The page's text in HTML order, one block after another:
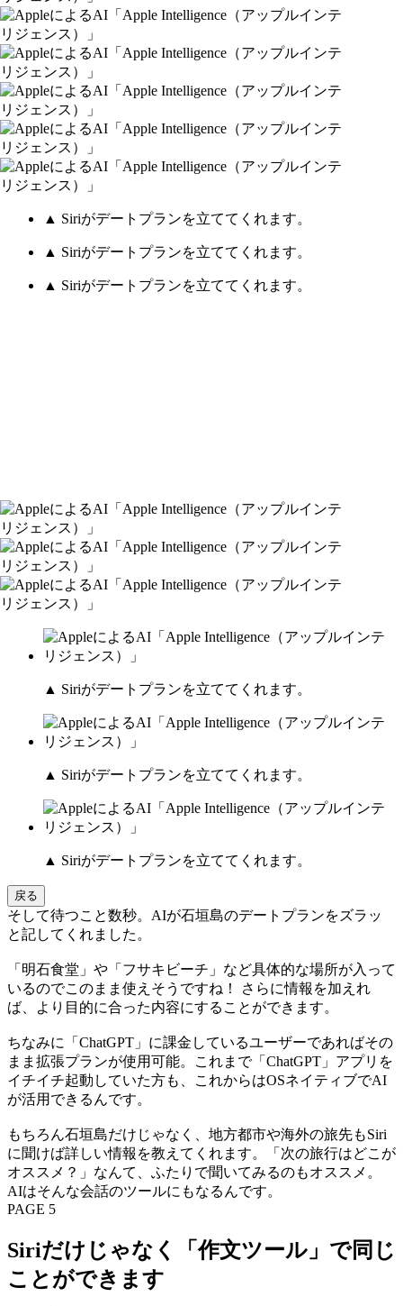
▲ Siriがデートプランを立ててくれます。
▲ Siriがデートプランを立ててくれます。
▲ Siriがデートプランを立ててくれます。
▲ Siriがデートプランを立ててくれます。
▲ Siriがデートプランを立ててくれます。
▲ Siriがデートプランを立ててくれます。
戻る
そして待つこと数秒。AIが石垣島のデートプランをズラッ
と記してくれました。
「明石食堂」や「フサキビーチ」など具体的な場所が入って
いるのでこのまま使えそうですね！ さらに情報を加えれ
ば、より目的に合った内容にすることができます。
ちなみに「ChatGPT」に課金しているユーザーであればその
まま拡張プランが使用可能。これまで「ChatGPT」アプリを
イチイチ起動していた方も、これからはOSネイティブでAI
が活用できるんです。
もちろん石垣島だけじゃなく、地方都市や海外の旅先もSiri
に聞けば詳しい情報を教えてくれます。「次の旅行はどこが
オススメ？」なんて、ふたりで聞いてみるのもオススメ。
AIはそんな会話のツールにもなるんです。
PAGE 5
Siriだけじゃなく「作文ツール」で同じ
ことができます